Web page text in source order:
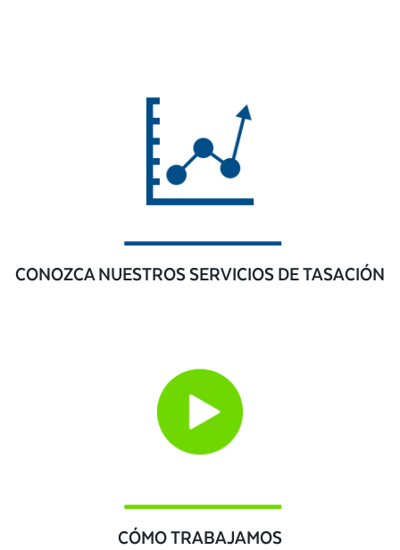
CONOZCA NUESTROS SERVICIOS DE TASACIÓN
CÓMO TRABAJAMOS